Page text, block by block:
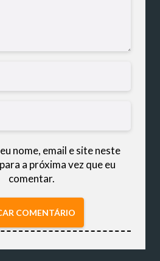
nome, email e site neste
a próxima vez que eu
comentar.
COMENTÁRIO